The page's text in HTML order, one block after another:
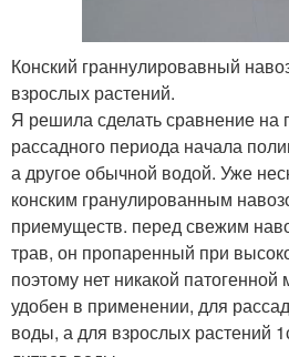
Конский граннулировавный
взрослых растений.
Я решила сделать сравнение на
рассадного периода начала
а другое обычной водой. Уже
конским гранулированным
приемуществ. перед свежим
трав, он пропаренный при
поэтому нет никакой
удобен в применении, для
воды, а для взрослых растений